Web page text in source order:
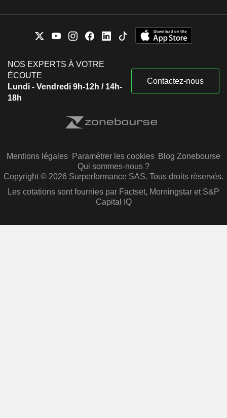
NOS EXPERTS À VOTRE
ÉCOUTE
Lundi - Vendredi 9h-12h / 14h-
18h
Contactez-nous
Mentions légales Paramétrer les cookies Blog Zonebourse
Qui sommes-nous ?
Copyright © 2026 Surperformance SAS. Tous droits réservés.
Les cotations sont fournies par Factset, Morningstar et S&P
Capital IQ